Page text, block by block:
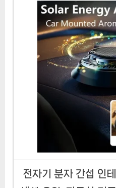
전자기 분자 간섭 인